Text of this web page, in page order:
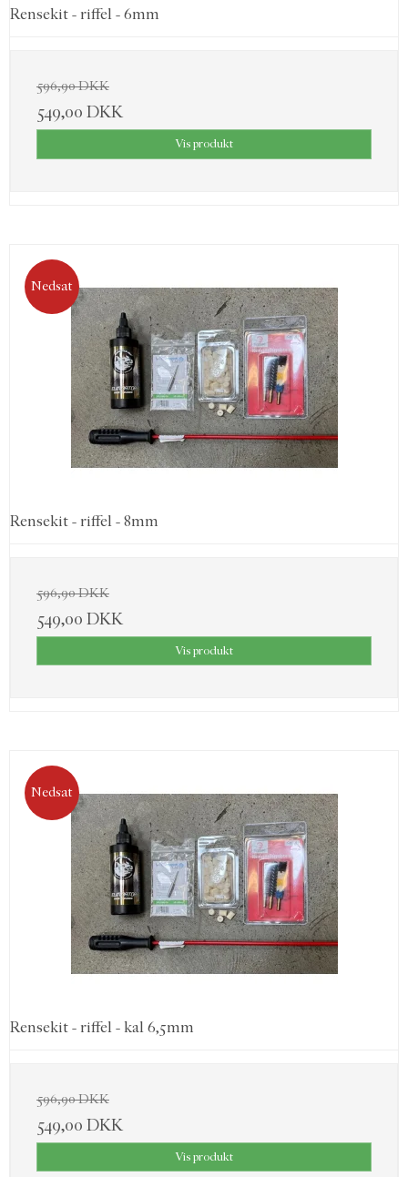
Rensekit - riffel - 6mm
596,90 DKK
549,00 DKK
Vis produkt
Nedsat
Rensekit - riffel - 8mm
596,90 DKK
549,00 DKK
Vis produkt
Nedsat
Rensekit - riffel - kal 6,5mm
596,90 DKK
549,00 DKK
Vis produkt